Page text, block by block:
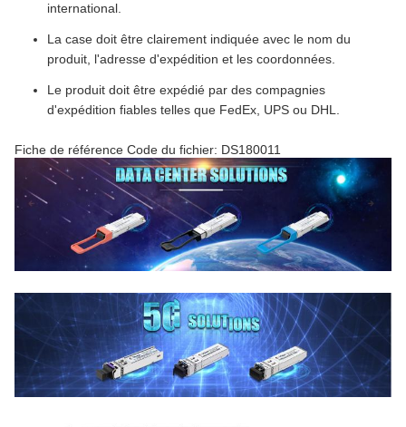
international.
La case doit être clairement indiquée avec le nom du
produit, l'adresse d'expédition et les coordonnées.
Le produit doit être expédié par des compagnies
d'expédition fiables telles que FedEx, UPS ou DHL.
Fiche de référence Code du fichier: DS180011